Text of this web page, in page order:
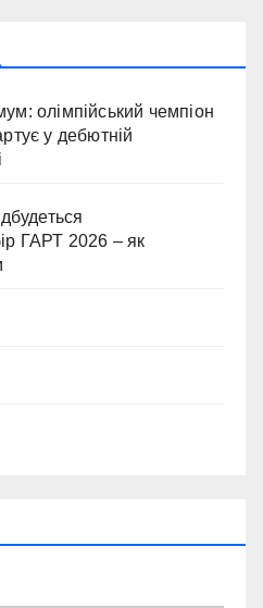
олімпійський чемпіон
у дебютній
ГАРТ 2026 – як